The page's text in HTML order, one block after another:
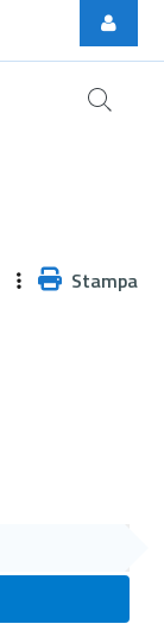
Stampa